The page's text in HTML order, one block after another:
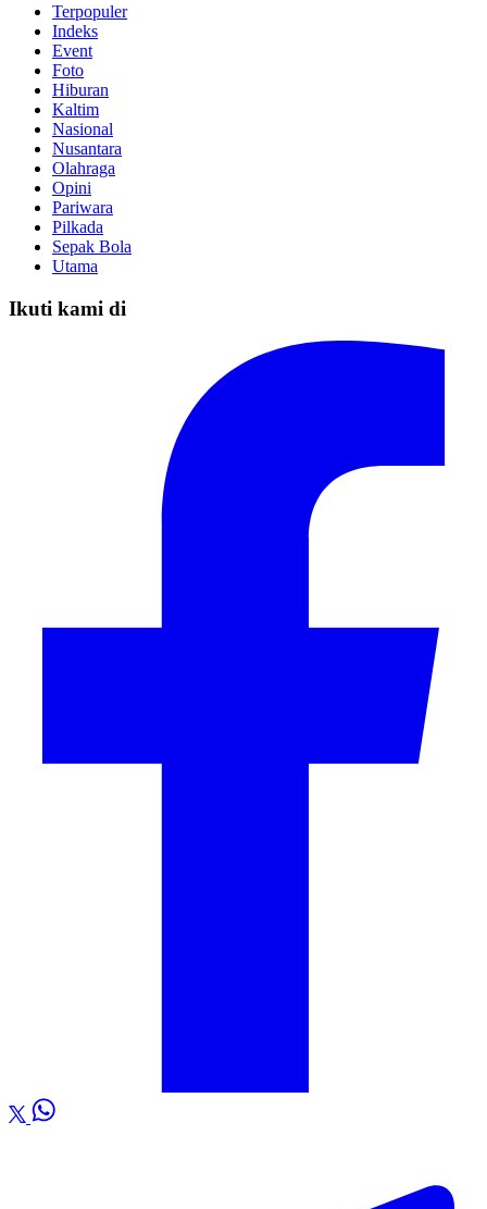
Terpopuler
Indeks
Event
Foto
Hiburan
Kaltim
Nasional
Nusantara
Olahraga
Opini
Pariwara
Pilkada
Sepak Bola
Utama
Ikuti kami di